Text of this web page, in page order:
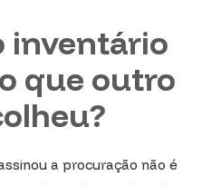
inventário
que outro
a procuração não é